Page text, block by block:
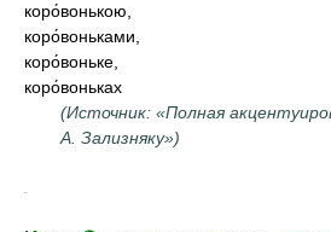
коро́вонькою,
коро́воньками,
коро́воньке,
коро́воньках
(Источник: «Полная
А. Зализняку»)